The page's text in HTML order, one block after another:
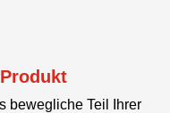
bewegliche Teil Ihrer